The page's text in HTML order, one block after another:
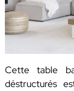
Cette table
déstructurés